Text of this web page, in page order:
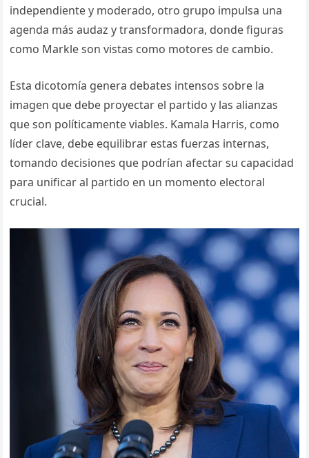
independiente y moderado, otro grupo impulsa una
agenda más audaz y transformadora, donde figuras
como Markle son vistas como motores de cambio.
Esta dicotomía genera debates intensos sobre la
imagen que debe proyectar el partido y las alianzas
que son políticamente viables. Kamala Harris, como
líder clave, debe equilibrar estas fuerzas internas,
tomando decisiones que podrían afectar su capacidad
para unificar al partido en un momento electoral
crucial.